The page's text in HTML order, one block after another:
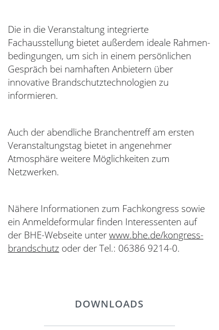
Die in die Veranstaltung integrierte
Fachausstellung bietet außerdem ideale Rahmen-
bedingungen, um sich in einem persönlichen
Gespräch bei namhaften Anbietern über
innovative Brandschutztechnologien zu
informieren.
Auch der abendliche Branchentreff am ersten
Veranstaltungstag bietet in angenehmer
Atmosphäre weitere Möglichkeiten zum
Netzwerken.
Nähere Informationen zum Fachkongress sowie
ein Anmeldeformular finden Interessenten auf
der BHE-Webseite unterwww.bhe.de/kongress-
brandschutz oder der Tel.: 06386 9214-0.
DOWNLOADS